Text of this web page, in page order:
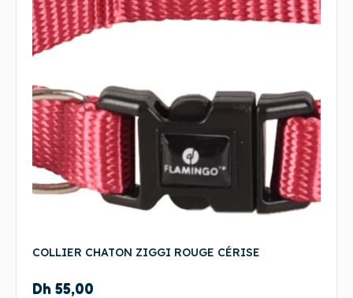
COLLIER CHATON ZIGGI ROUGE CÉRISE
Dh 55,00